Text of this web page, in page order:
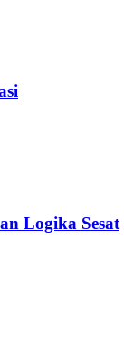
Logika Sesat